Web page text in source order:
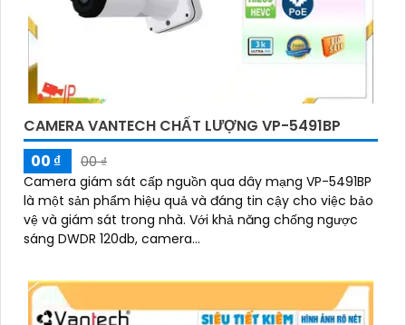
CAMERA VANTECH CHẤT LƯỢNG VP-5491BP
00 ₫
00 ₫
Camera giám sát cấp nguồn qua dây mạng VP-5491BP
là một sản phẩm hiệu quả và đáng tin cậy cho việc bảo
vệ và giám sát trong nhà. Với khả năng chống ngược
sáng DWDR 120db, camera...